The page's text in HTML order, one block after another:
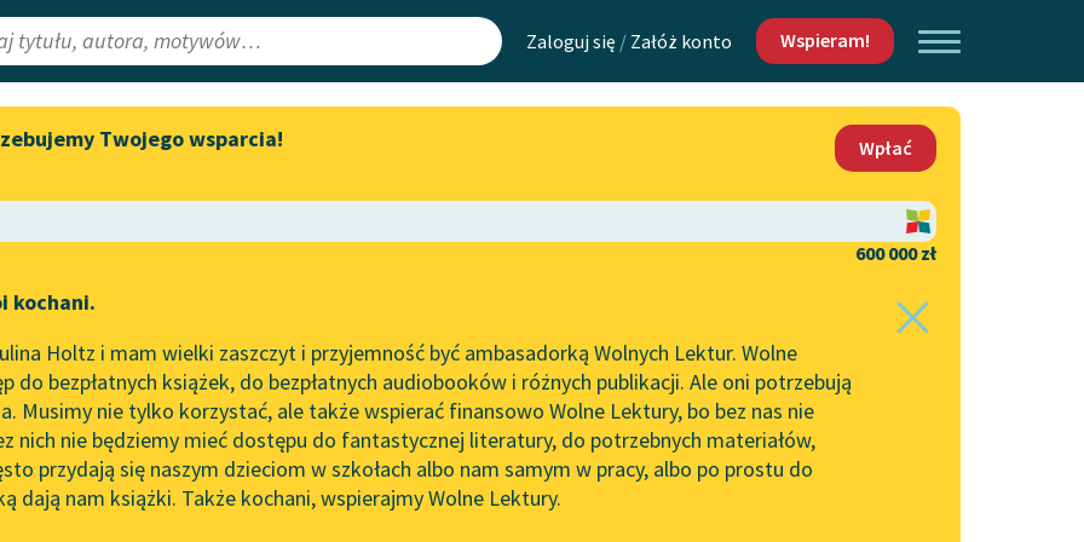
Zaloguj się / Załóż konto Wspieram!
Lektury
redakcyjne
Aktualności
„Prokurator Alicja Horn” do
literatury skandynawskiej
Spotkanie z Katarzyną Tunkiel
w Oslo
102. lata temu zmarł Joseph
Conrad
Mapa Wolnych Lektur
Leśmianator
API
OAI-PMH
Widget Wolnych Lektur
Kontakt
O projekcie
Zasady wykorzystania
Wolnych Lektur
Logotypy
Materiały promocyjne
Twojego wsparcia!
Wpłać
600 000 zł
kochani.
Holtz i mam wielki zaszczyt i przyjemność być ambasadorką Wolnych Lektur. Wolne
do bezpłatnych książek, do bezpłatnych audiobooków i różnych publikacji. Ale oni potrzebują
Musimy nie tylko korzystać, ale także wspierać finansowo Wolne Lektury, bo bez nas nie
nich nie będziemy mieć dostępu do fantastycznej literatury, do potrzebnych materiałów,
przydają się naszym dzieciom w szkołach albo nam samym w pracy, albo po prostu do
dają nam książki. Także kochani, wspierajmy Wolne Lektury.
Lucjan Rydel✖